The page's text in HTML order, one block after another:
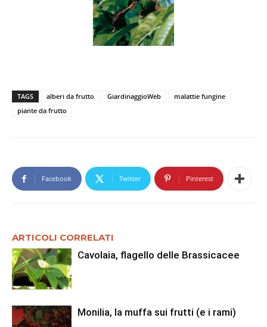
TAGS alberi da frutto GiardinaggioWeb
malattie fungine
piante da frutto
Facebook Twitter Pinterest
ARTICOLI CORRELATI
Cavolaia, flagello delle Brassicacee
Monilia, la muffa sui frutti (e i rami)